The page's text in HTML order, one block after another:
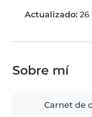
Actualizado: 26
Sobre mí
Carnet de